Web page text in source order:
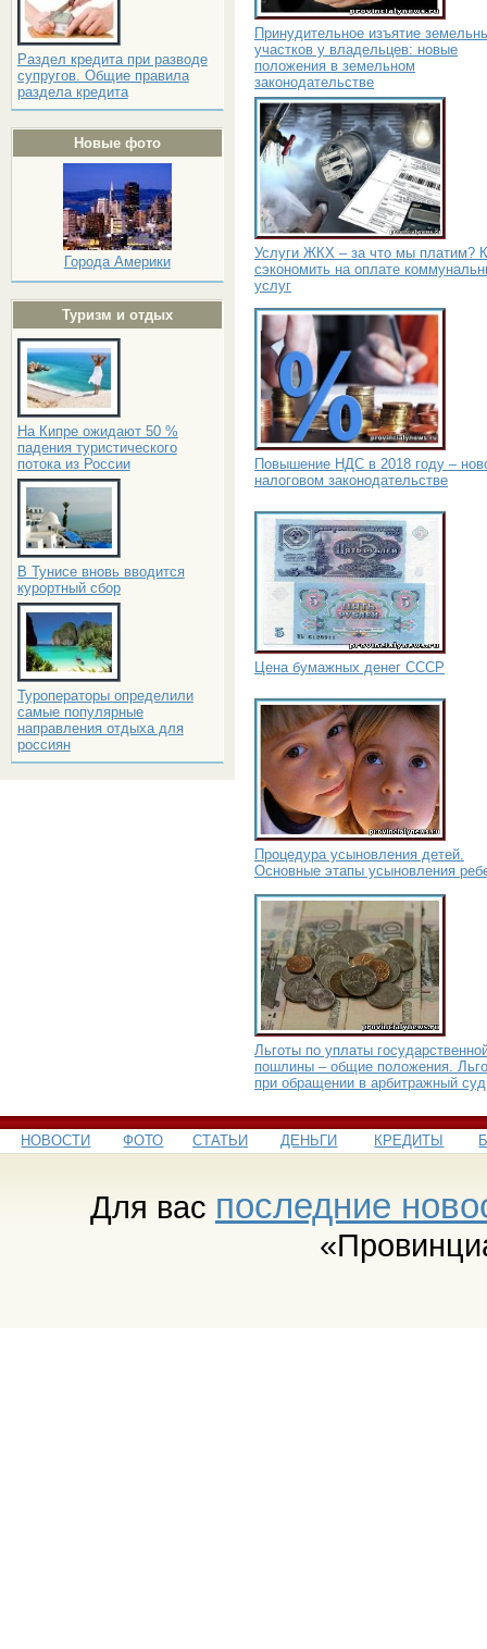
Раздел кредита при разводе
супругов. Общие правила
раздела кредита
Новые фото
Города Америки
Туризм и отдых
На Кипре ожидают 50 %
падения туристического
потока из России
В Тунисе вновь вводится
курортный сбор
Туроператоры определили
самые популярные
направления отдыха для
россиян
Принудительное изъятие
участков у владельцев: новые
положения в земельном
законодательстве
Услуги ЖКХ – за что мы платим?
сэкономить на оплате
услуг
Повышение НДС в 2018 году –
налоговом законодательстве
Цена бумажных денег СССР
Процедура усыновления детей.
Основные этапы усыновления
Льготы по уплаты
пошлины – общие положения.
при обращении в арбитражный суд
НОВОСТИ ФОТО СТАТЬИ ДЕНЬГИ КРЕДИТЫ
Для вас последние